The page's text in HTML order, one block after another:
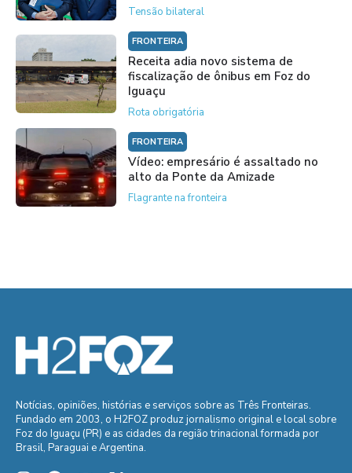
Tensão bilateral
FRONTEIRA
Receita adia novo sistema de
fiscalização de ônibus em Foz do
Iguaçu
Rota obrigatória
FRONTEIRA
Vídeo: empresário é assaltado no
alto da Ponte da Amizade
Flagrante na fronteira
Notícias, opiniões, histórias e serviços sobre as Três Fronteiras.
Fundado em 2003, o H2FOZ produz jornalismo original e local sobre
Foz do Iguaçu (PR) e as cidades da região trinacional formada por
Brasil, Paraguai e Argentina.